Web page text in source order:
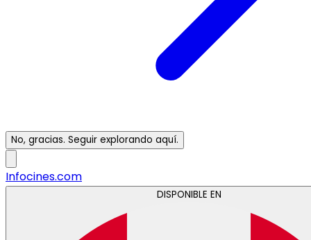
No, gracias. Seguir explorando aquí.
Infocines.com
DISPONIBLE EN